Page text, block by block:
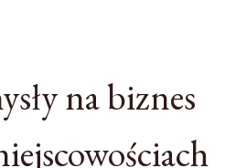
na biznes